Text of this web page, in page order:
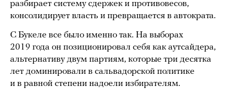
разбирает систему сдержек и противовесов,
консолидирует власть и превращается в автократа.
С Букеле все было именно так. На выборах
2019 года он позиционировал себя как аутсайдера,
альтернативу двум партиям, которые три десятка
лет доминировали в сальвадорской политике
и в равной степени надоели избирателям.